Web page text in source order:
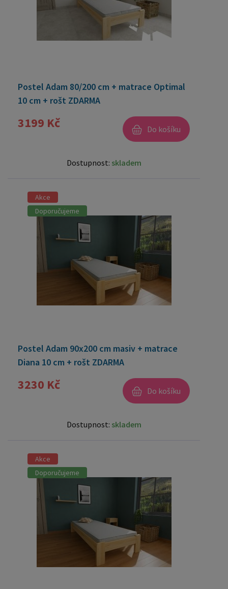
Postel Adam 80/200 cm + matrace Optimal
10 cm + rošt ZDARMA
3199 Kč Do košíku
Dostupnost: skladem
Akce
Doporučujeme
Postel Adam 90x200 cm masiv + matrace
Diana 10 cm + rošt ZDARMA
3230 Kč Do košíku
Dostupnost: skladem
Akce
Doporučujeme